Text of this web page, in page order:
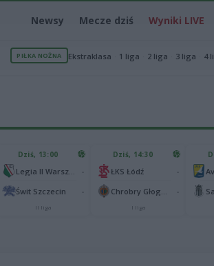
Newsy Mecze dziś Wyniki LIVE
PIŁKA NOŻNA Ekstraklasa 1 liga 2 liga 3 liga 4
Dziś, 13:00
Świt Szczecin
II liga
Dziś, 14:30
ŁKS Łódź
I liga